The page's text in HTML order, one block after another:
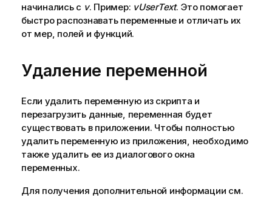
начинались с v. Пример: vUserText. Это помогает
быстро распознавать переменные и отличать их
от мер, полей и функций.
Удаление переменной
Если удалить переменную из скрипта и
перезагрузить данные, переменная будет
существовать в приложении. Чтобы полностью
удалить переменную из приложения, необходимо
также удалить ее из диалогового окна
переменных.
Для получения дополнительной информации см.